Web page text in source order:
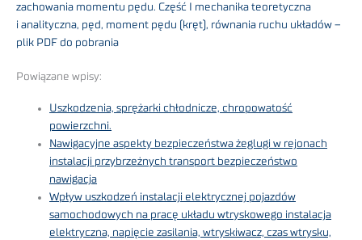
zachowania momentu pędu. Część I mechanika teoretyczna
i analityczna, pęd, moment pędu (kręt), równania ruchu układów –
plik PDF do pobrania
Powiązane wpisy:
Uszkodzenia, sprężarki chłodnicze, chropowatość
powierzchni.
Nawigacyjne aspekty bezpieczeństwa żeglugi w rejonach
instalacji przybrzeżnych transport bezpieczeństwo
nawigacja
Wpływ uszkodzeń instalacji elektrycznej pojazdów
samochodowych na pracę układu wtryskowego instalacja
elektryczna, napięcie zasilania, wtryskiwacz, czas wtrysku,